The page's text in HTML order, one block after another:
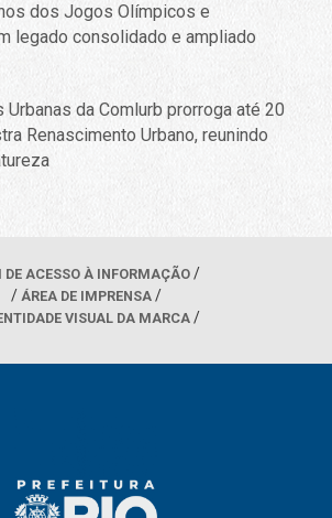
dos Jogos Olímpicos e
legado consolidado e ampliado
Urbanas da Comlurb prorroga até 20
Renascimento Urbano, reunindo
DE ACESSO À INFORMAÇÃO
ÁREA DE IMPRENSA
VISUAL DA MARCA